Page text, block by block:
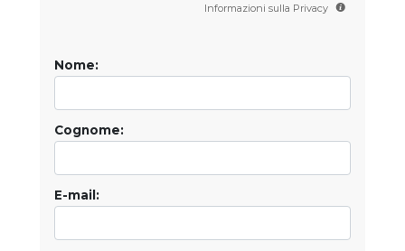
Informazioni sulla Privacy
Nome:
Cognome:
E-mail: